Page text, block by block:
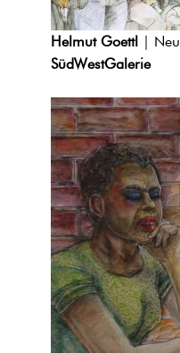
Helmut Goettl |
SüdWestGalerie